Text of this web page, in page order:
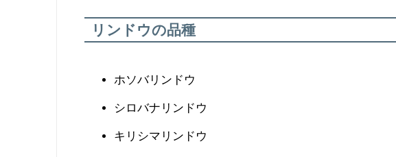
リンドウの品種
ホソバリンドウ
シロバナリンドウ
キリシマリンドウ